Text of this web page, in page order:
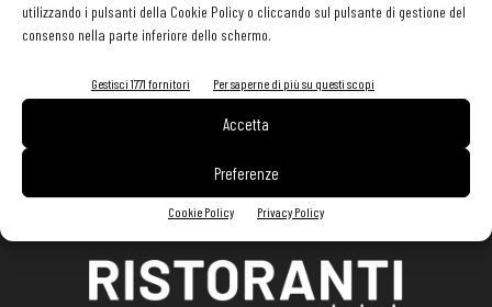
utilizzando i pulsanti della Cookie Policy o cliccando sul pulsante di gestione del
consenso nella parte inferiore dello schermo.
Gestisci 1771 fornitori Per saperne di più su questi scopi
Accetta
Preferenze
Cookie Policy Privacy Policy